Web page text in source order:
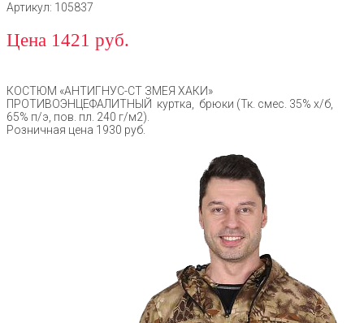
Артикул: 105837
Цена 1421 руб.
КОСТЮМ «АНТИГНУС-СТ ЗМЕЯ ХАКИ»
ПРОТИВОЭНЦЕФАЛИТНЫЙ куртка, брюки (Тк. смес. 35% х/б,
65% п/э, пов. пл. 240 г/м2).
Розничная цена 1930 руб.